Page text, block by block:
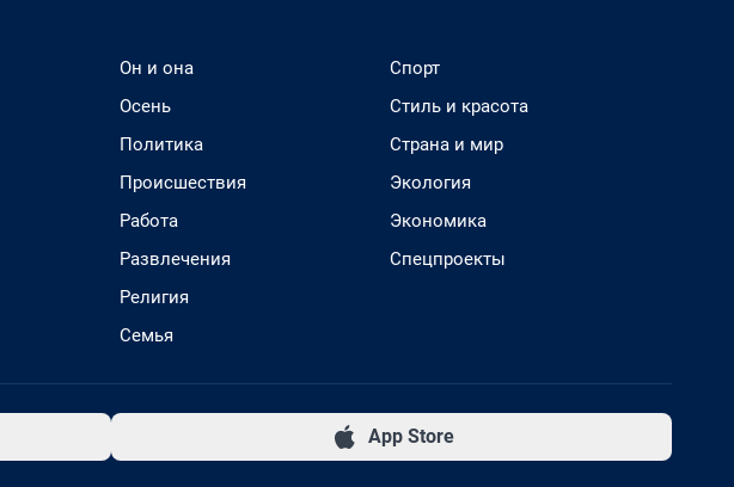
Он и она
Осень
Политика
Происшествия
Работа
Развлечения
Религия
Семья
Спорт
Стиль и красота
Страна и мир
Экология
Экономика
Спецпроекты
App Store